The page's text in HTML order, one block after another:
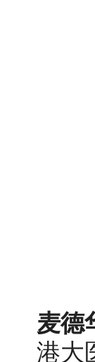
麦德
港大